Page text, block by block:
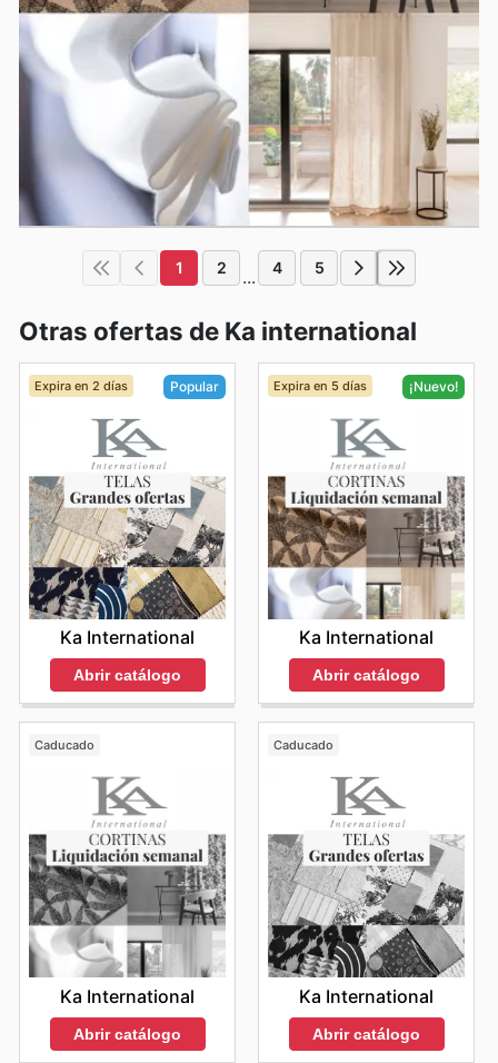
1 2 ... 4 5
Otras ofertas de Ka international
Expira en 2 días Popular
Ka International
Abrir catálogo
Expira en 5 días ¡Nuevo!
Ka International
Abrir catálogo
Caducado
Ka International
Abrir catálogo
Caducado
Ka International
Abrir catálogo